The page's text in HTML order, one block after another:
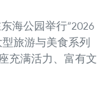
海公园举行“2026
旅游与美食系列
充满活力、富有文